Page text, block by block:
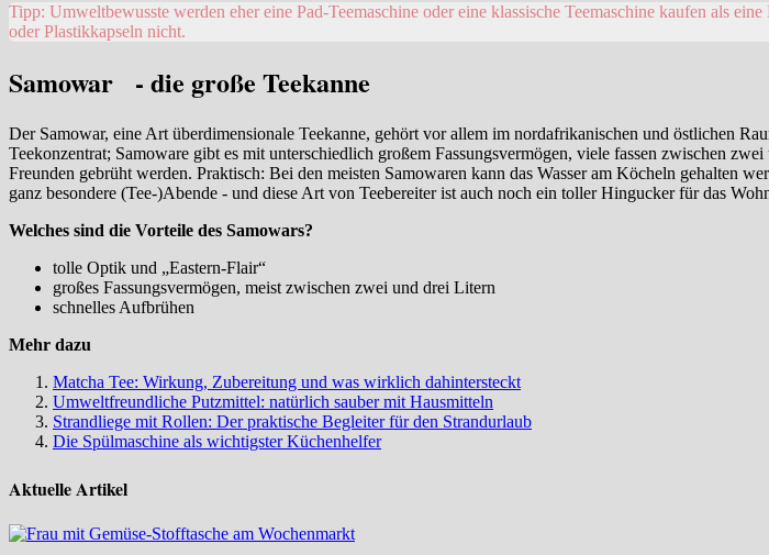
Tipp: Umweltbewusste werden eher eine Pad-Teemaschine oder eine klassische Teemaschine kaufen als
oder Plastikkapseln nicht.
Samowar - die große Teekanne
Der Samowar, eine Art überdimensionale Teekanne, gehört vor allem im nordafrikanischen und östlichen
Teekonzentrat; Samoware gibt es mit unterschiedlich großem Fassungsvermögen, viele fassen zwischen
Freunden gebrüht werden. Praktisch: Bei den meisten Samowaren kann das Wasser am Köcheln gehalten
ganz besondere (Tee-)Abende - und diese Art von Teebereiter ist auch noch ein toller Hingucker für das
Welches sind die Vorteile des Samowars?
tolle Optik und „Eastern-Flair“
großes Fassungsvermögen, meist zwischen zwei und drei Litern
schnelles Aufbrühen
Mehr dazu
Matcha Tee: Wirkung, Zubereitung und was wirklich dahintersteckt
Umweltfreundliche Putzmittel: natürlich sauber mit Hausmitteln
Strandliege mit Rollen: Der praktische Begleiter für den Strandurlaub
Die Spülmaschine als wichtigster Küchenhelfer
Aktuelle Artikel